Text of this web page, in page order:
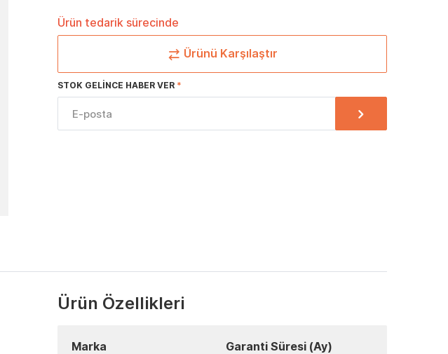
Ürün tedarik sürecinde
Ürünü Karşılaştır
STOK GELINCE HABER VER
Ürün Özellikleri
Marka Garanti Süresi (Ay)